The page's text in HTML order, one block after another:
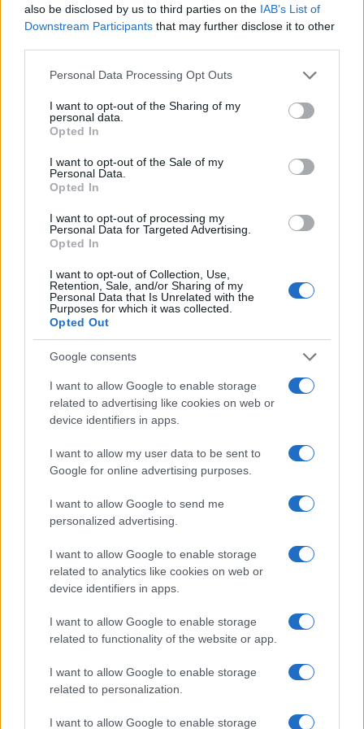
also be disclosed by us to third parties on the IAB’s List of
Downstream Participants that may further disclose it to other
Please note that this website/app uses one or more Google
not limited to your visit or usage behaviour. You may click to
grant or deny consent to Google and its third-party tags to
use your data for below specified purposes in below Google
consent section.
Personal Data Processing Opt Outs
I want to opt-out of the Sharing of my
personal data.
Opted In
I want to opt-out of the Sale of my
Personal Data.
Opted In
I want to opt-out of processing my
Personal Data for Targeted Advertising.
Opted In
I want to opt-out of Collection, Use,
Retention, Sale, and/or Sharing of my
Personal Data that Is Unrelated with the
Purposes for which it was collected.
Opted Out
Google consents
I want to allow Google to enable storage
related to advertising like cookies on web or
device identifiers in apps.
I want to allow my user data to be sent to
Google for online advertising purposes.
I want to allow Google to send me
personalized advertising.
I want to allow Google to enable storage
related to analytics like cookies on web or
device identifiers in apps.
I want to allow Google to enable storage
related to functionality of the website or app.
I want to allow Google to enable storage
related to personalization.
I want to allow Google to enable storage
NECROLOGIE
Mario Malu
Martina Agostina Diturco
I nostri cari
I nostri cari
I nostri cari
Invia un Comunicato Stampa